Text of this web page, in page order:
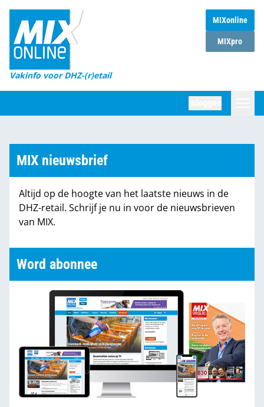
MIXonline
MIXpro
Vakinfo voor DHZ-(r)etail
Home
Magazines
DHZ Sessie
Marktcijfers
Partners
MIX nieuwsbrief
Altijd op de hoogte van het laatste nieuws in de
DHZ-retail. Schrijf je nu in voor de nieuwsbrieven
van MIX.
Word abonnee